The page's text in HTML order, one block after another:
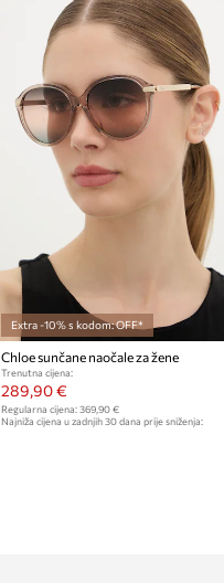
Extra -10% s kodom: OFF*
Chloe sunčane naočale za žene
Trenutna cijena:
289,90 €
Regularna cijena:369,90 €
Najniža cijena u zadnjih 30 dana prije sniženja: